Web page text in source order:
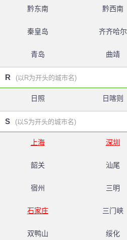
黔东南 黔西南
秦皇岛 齐齐哈尔
青岛 曲靖
R (以R为开头的城市名)
日照 日喀则
S (以S为开头的城市名)
上海 深圳
韶关 汕尾
宿州 三明
石家庄 三门峡
双鸭山 绥化